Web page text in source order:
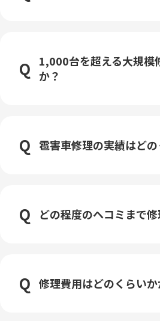
1,000台を超える大規模
か？
雹害車修理の実績はど
どの程度のヘコミまで
修理費用はどのくらい